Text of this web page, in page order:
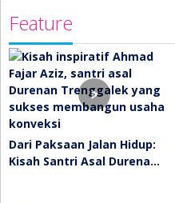
Feature
Dari Paksaan Jalan Hidup:
Kisah Santri Asal Durena…